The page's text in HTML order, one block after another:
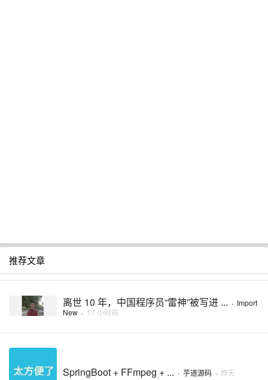
推荐文章
离世 10 年，中国程序员“雷神”被写进 ... · Import
New · 17 小时前
SpringBoot + FFmpeg + ... · 芋道源码 · 昨天